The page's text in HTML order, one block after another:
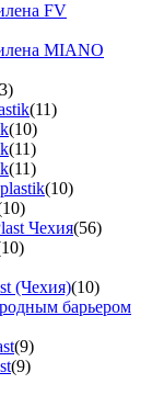
FV
MIANO
(11)
(10)
(11)
(11)
(10)
Чехия(56)
(Чехия)(10)
барьером
(9)
(9)